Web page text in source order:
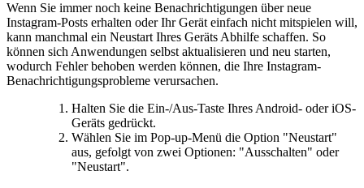
Wenn Sie immer noch keine Benachrichtigungen über neue
Instagram-Posts erhalten oder Ihr Gerät einfach nicht mitspielen will,
kann manchmal ein Neustart Ihres Geräts Abhilfe schaffen. So
können sich Anwendungen selbst aktualisieren und neu starten,
wodurch Fehler behoben werden können, die Ihre Instagram-
Benachrichtigungsprobleme verursachen.
Halten Sie die Ein-/Aus-Taste Ihres Android- oder iOS-
Geräts gedrückt.
Wählen Sie im Pop-up-Menü die Option "Neustart"
aus, gefolgt von zwei Optionen: "Ausschalten" oder
"Neustart".